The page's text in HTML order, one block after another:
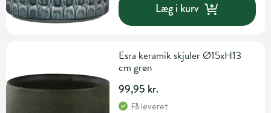
Læg i kurv
Esra keramik skjuler Ø15xH13
cm grøn
99,95 kr.
Få leveret